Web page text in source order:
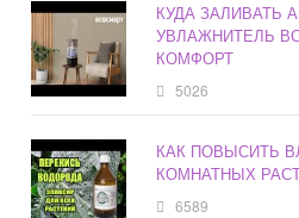
КУДА ЗАЛИВАТЬ
УВЛАЖНИТЕЛЬ
КОМФОРТ
5026
КАК ПОВЫСИТЬ
КОМНАТНЫХ
6589